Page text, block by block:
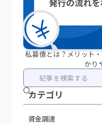
私募債とは？メリット
かり
カテ ゴリ
資金調達